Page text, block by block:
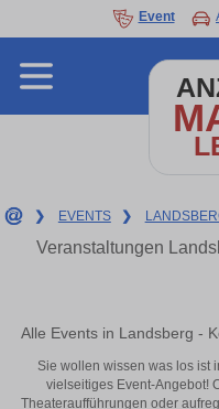
Event
❯ EVENTS ❯
Veranstaltungen
Alle Events in Landsberg -
Sie wollen wissen was los ist
vielseitiges Event-Angebot!
Theateraufführungen oder